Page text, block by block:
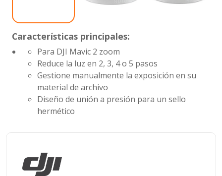
Características principales:
Para DJI Mavic 2 zoom
Reduce la luz en 2, 3, 4 o 5 pasos
Gestione manualmente la exposición en su
material de archivo
Diseño de unión a presión para un sello
hermético